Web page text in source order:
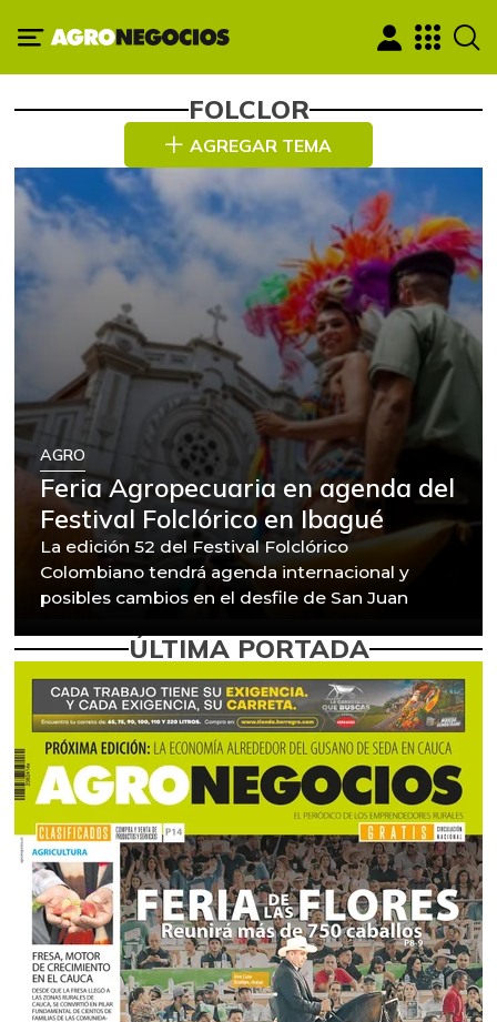
FOLCLOR
AGREGAR TEMA
AGRO
Feria Agropecuaria en agenda del
Festival Folclórico en Ibagué
La edición 52 del Festival Folclórico
Colombiano tendrá agenda internacional y
posibles cambios en el desfile de San Juan
ÚLTIMA PORTADA